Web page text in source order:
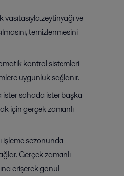
ve
temizlenmesini
kontrol sistemleri
uygunluk sağlanır.
ister sahada ister başka
için gerçek zamanlı
işleme sezonunda
Gerçek zamanlı
erişerek gönül